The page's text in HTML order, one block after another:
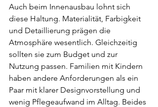
Auch beim Innenausbau lohnt sich
diese Haltung. Materialität, Farbigkeit
und Detaillierung prägen die
Atmosphäre wesentlich. Gleichzeitig
sollten sie zum Budget und zur
Nutzung passen. Familien mit Kindern
haben andere Anforderungen als ein
Paar mit klarer Designvorstellung und
wenig Pflegeaufwand im Alltag. Beides